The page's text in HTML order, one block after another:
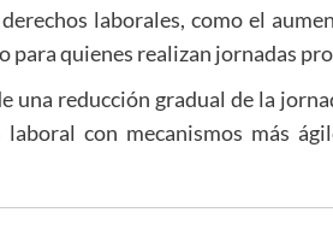
laborales, como el
para quienes realizan jornadas
una reducción gradual de la
con mecanismos más